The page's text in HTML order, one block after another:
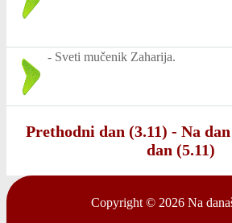
- Sveti mučenik Zaharija.
Prethodni dan (3.11) - Na
dan (5.11)
Copyright © 2026 Na